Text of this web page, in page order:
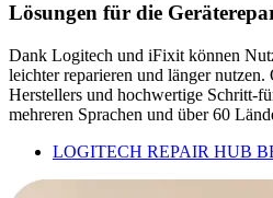
Lösungen für die
Dank Logitech und iFixit können
leichter reparieren und länger
Herstellers und hochwertige Schritt-
mehreren Sprachen und über 60
LOGITECH REPAIR HUB